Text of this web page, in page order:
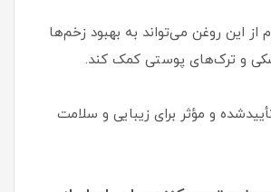
از این روغن می‌تواند به بهبود زخم‌ها
و ترک‌های پوستی کمک کند.
و مؤثر برای زیبایی و سلامت